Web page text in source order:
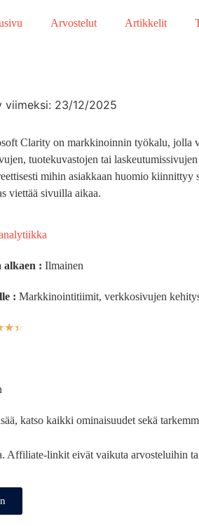
Arvostelut Artikkelit
viimeksi: 23/12/2025
Clarity on markkinoinnin työkalu, jolla
tuotekuvastojen tai
mihin asiakkaan huomio kiinnittyy
viettää sivuilla aikaa.
alkaen : Ilmainen
: Markkinointitiimit, verkkosivujen
☆☆
katso kaikki ominaisuudet sekä
Affiliate-linkit eivät vaikuta arvosteluihin